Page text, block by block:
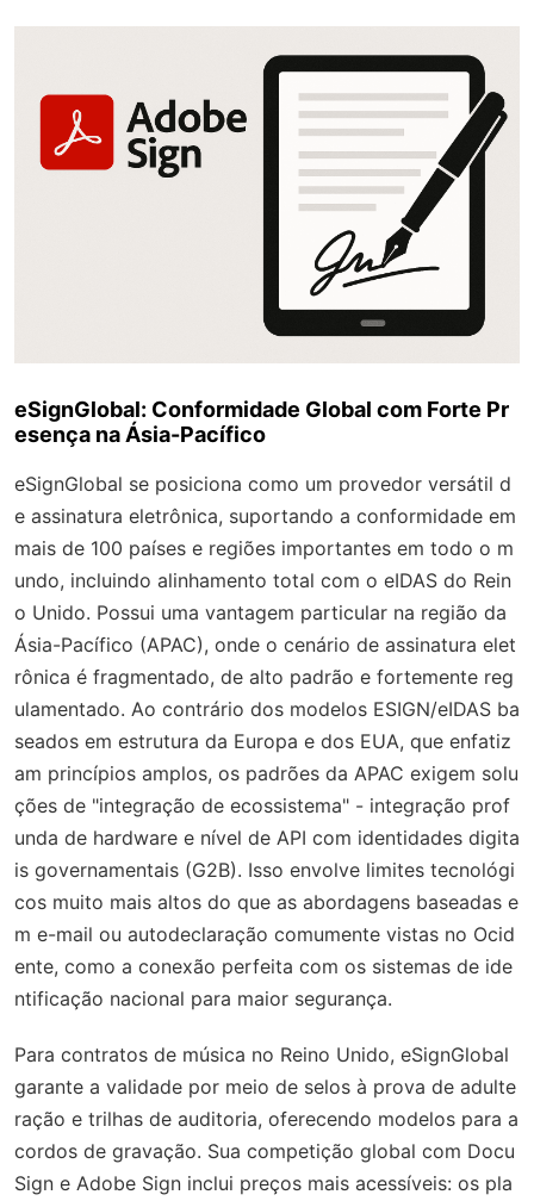
eSignGlobal: Conformidade Global com Forte Pr
esença na Ásia-Pacífico
eSignGlobal se posiciona como um provedor versátil d
e assinatura eletrônica, suportando a conformidade em
mais de 100 países e regiões importantes em todo o m
undo, incluindo alinhamento total com o eIDAS do Rein
o Unido. Possui uma vantagem particular na região da
Ásia-Pacífico (APAC), onde o cenário de assinatura elet
rônica é fragmentado, de alto padrão e fortemente reg
ulamentado. Ao contrário dos modelos ESIGN/eIDAS ba
seados em estrutura da Europa e dos EUA, que enfatiz
am princípios amplos, os padrões da APAC exigem solu
ções de "integração de ecossistema" - integração prof
unda de hardware e nível de API com identidades digita
is governamentais (G2B). Isso envolve limites tecnológi
cos muito mais altos do que as abordagens baseadas e
m e-mail ou autodeclaração comumente vistas no Ocid
ente, como a conexão perfeita com os sistemas de ide
ntificação nacional para maior segurança.
Para contratos de música no Reino Unido, eSignGlobal
garante a validade por meio de selos à prova de adulte
ração e trilhas de auditoria, oferecendo modelos para a
cordos de gravação. Sua competição global com Docu
Sign e Adobe Sign inclui preços mais acessíveis: os pla